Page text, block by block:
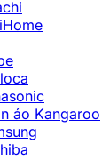
áo Kangaroo